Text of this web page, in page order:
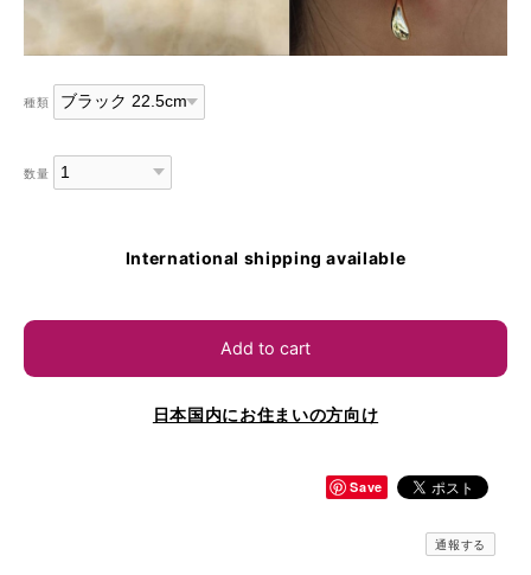
種類
数量
International shipping available
Add to cart
日本国内にお住まいの方向け
Save
通報する